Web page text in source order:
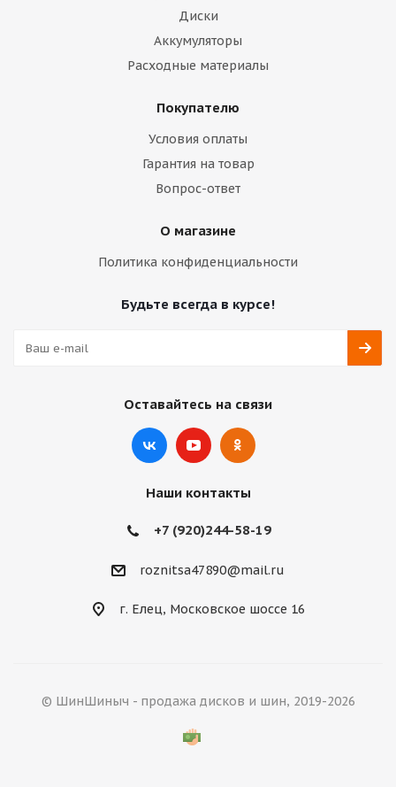
Диски
Аккумуляторы
Расходные материалы
Покупателю
Условия оплаты
Гарантия на товар
Вопрос-ответ
О магазине
Политика конфиденциальности
Будьте всегда в курсе!
Оставайтесь на связи
Наши контакты
+7 (920)244-58-19
roznitsa47890@mail.ru
г. Елец, Московское шоссе 16
© ШинШиныч - продажа дисков и шин, 2019-2026